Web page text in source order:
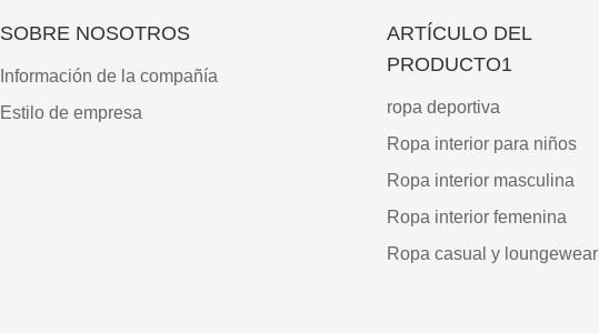
SOBRE NOSOTROS
Información de la compañía
Estilo de empresa
ARTÍCULO DEL
PRODUCTO1
ropa deportiva
Ropa interior para niños
Ropa interior masculina
Ropa interior femenina
Ropa casual y loungewear